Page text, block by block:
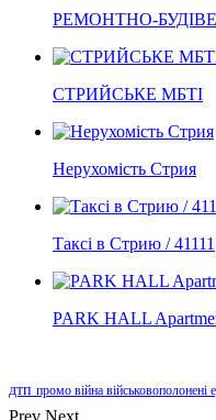
РЕМОНТНО-
СТРИЙСЬКЕ МБТІ
Нерухомість Стрия
Таксі в Стрию / 41111
PARK HALL
дтп промо війна військовополонені
Prev Next